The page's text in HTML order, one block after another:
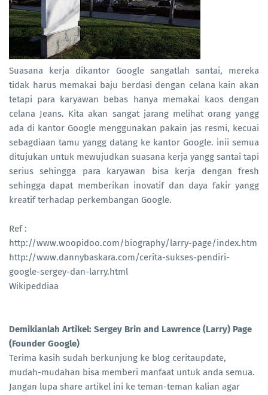
Suasana kerja dikantor Google sangatlah santai, mereka
tidak harus memakai baju berdasi dengan celana kain akan
tetapi para karyawan bebas hanya memakai kaos dengan
celana Jeans. Kita akan sangat jarang melihat orang yangg
ada di kantor Google menggunakan pakain jas resmi, kecuai
sebagdiaan tamu yangg datang ke kantor Google. inii semua
ditujukan untuk mewujudkan suasana kerja yangg santai tapi
serius sehingga para karyawan bisa kerja dengan fresh
sehingga dapat memberikan inovatif dan daya fakir yangg
kreatif terhadap perkembangan Google.
Ref :
http://www.woopidoo.com/biography/larry-page/index.htm
http://www.dannybaskara.com/cerita-sukses-pendiri-
google-sergey-dan-larry.html
Wikipeddiaa
Demikianlah Artikel: Sergey Brin and Lawrence (Larry) Page
(Founder Google)
Terima kasih sudah berkunjung ke blog ceritaupdate,
mudah-mudahan bisa memberi manfaat untuk anda semua.
Jangan lupa share artikel ini ke teman-teman kalian agar